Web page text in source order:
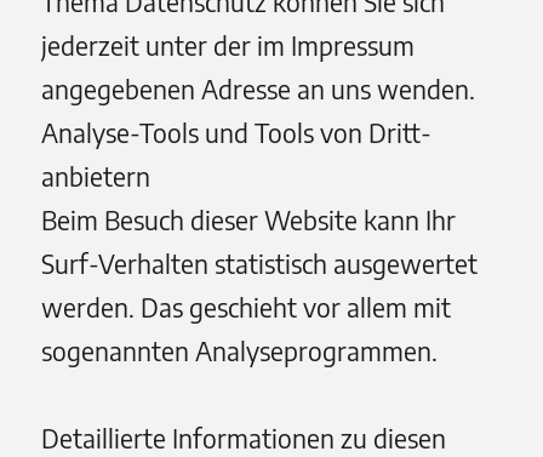
jederzeit unter der im Impressum
angegebenen Adresse an uns wenden.
Analyse-Tools und Tools von Dritt­
anbietern
Beim Besuch dieser Website kann Ihr
Surf-Verhalten statistisch ausgewertet
werden. Das geschieht vor allem mit
sogenannten Analyseprogrammen.
Detaillierte Informationen zu diesen